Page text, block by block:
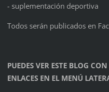
- suplementación deportiva
Todos serán publicados en
PUEDES VER ESTE BLOG
ENLACES EN EL MENÚ